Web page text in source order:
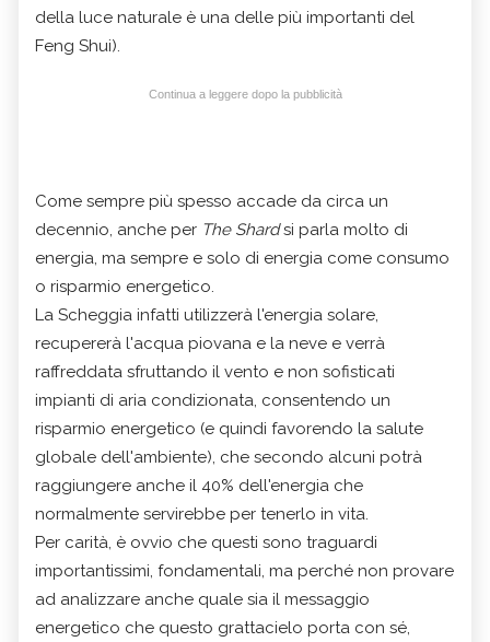
della luce naturale è una delle più importanti del
Feng Shui).
Continua a leggere dopo la pubblicità
Come sempre più spesso accade da circa un
decennio, anche per The Shardsi parla molto di
energia, ma sempre e solo di energia come consumo
o risparmio energetico.
La Scheggia infatti utilizzerà l'energia solare,
recupererà l'acqua piovana e la neve e verrà
raffreddata sfruttando il vento e non sofisticati
impianti di aria condizionata, consentendo un
risparmio energetico (e quindi favorendo la salute
globale dell'ambiente), che secondo alcuni potrà
raggiungere anche il 40% dell'energia che
normalmente servirebbe per tenerlo in vita.
Per carità, è ovvio che questi sono traguardi
importantissimi, fondamentali, ma perché non provare
ad analizzare anche quale sia il messaggio
energetico che questo grattacielo porta con sé,